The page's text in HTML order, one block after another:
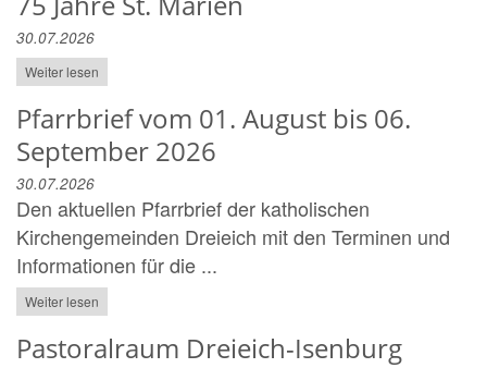
30.07.2026
Weiter lesen
Pfarrbrief vom 01. August bis 06.
September 2026
30.07.2026
Den aktuellen Pfarrbrief der katholischen
Kirchengemeinden Dreieich mit den Terminen und
Informationen für die ...
Weiter lesen
Pastoralraum Dreieich-Isenburg